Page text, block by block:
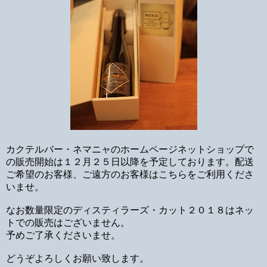
カクテルバー・ネマニャのホームページネットショップで
の販売開始は１２月２５日以降を予定しております。配送
ご希望のお客様、ご遠方のお客様はこちらをご利用くださ
いませ。
なお数量限定のディスティラーズ・カット２０１８はネッ
トでの販売はございません。
予めご了承くださいませ。
どうぞよろしくお願い致します。